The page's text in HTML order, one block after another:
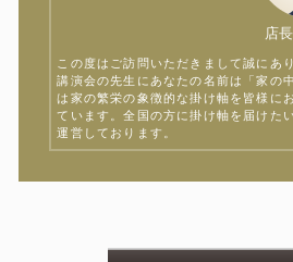
店
この度はご訪問いただきまして誠にあ
講演会の先生にあなたの名前は「家の
は家の繁栄の象徴的な掛け軸を皆様に
ています。全国の方に掛け軸を届けた
運営しております。